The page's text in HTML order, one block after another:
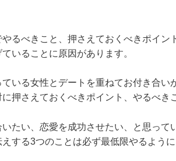
るべきこと、押さえておくべきポイン
いることに原因があります。
いる女性とデートを重ねてお付き合い
押さえておくべきポイント、やるべき
たい、恋愛を成功させたい、と思って
する3つのことは必ず最低限やるように